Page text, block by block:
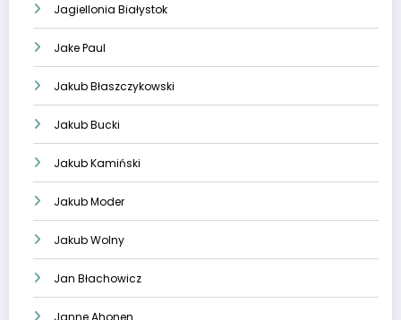
Jagiellonia Białystok
Jake Paul
Jakub Błaszczykowski
Jakub Bucki
Jakub Kamiński
Jakub Moder
Jakub Wolny
Jan Błachowicz